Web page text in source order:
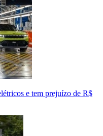
e tem prejuízo de R$